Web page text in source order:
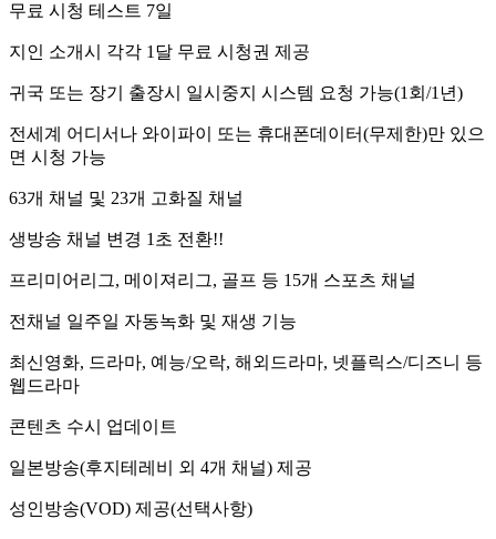
무료 시청 테스트 7일
지인 소개시 각각 1달 무료 시청권 제공
귀국 또는 장기 출장시 일시중지 시스템 요청 가능(1회/1년)
전세계 어디서나 와이파이 또는 휴대폰데이터(무제한)만 있으
면 시청 가능
63개 채널 및 23개 고화질 채널
생방송 채널 변경 1초 전환!!
프리미어리그, 메이져리그, 골프 등 15개 스포츠 채널
전채널 일주일 자동녹화 및 재생 기능
최신영화, 드라마, 예능/오락, 해외드라마, 넷플릭스/디즈니 등
웹드라마
콘텐츠 수시 업데이트
일본방송(후지테레비 외 4개 채널) 제공
성인방송(VOD) 제공(선택사항)